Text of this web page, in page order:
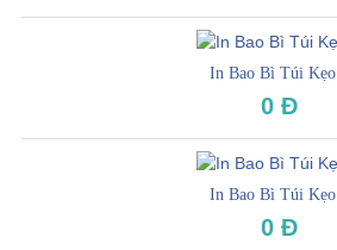
In Bao Bì Túi
0 Đ
In Bao Bì Túi
0 Đ